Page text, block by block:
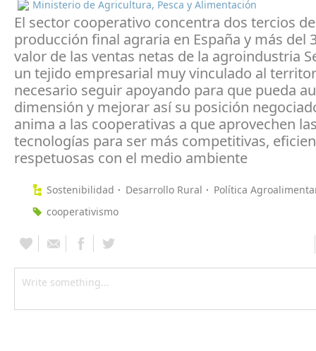
Ministerio de Agricultura, Pesca y Alimentación
El sector cooperativo concentra dos tercios
producción final agraria en España y más del
valor de las ventas netas de la agroindustria
un tejido empresarial muy vinculado al
necesario seguir apoyando para que pueda
dimensión y mejorar así su posición
anima a las cooperativas a que aprovechen
tecnologías para ser más competitivas,
respetuosas con el medio ambiente
Sostenibilidad Desarrollo Rural
Política
cooperativismo